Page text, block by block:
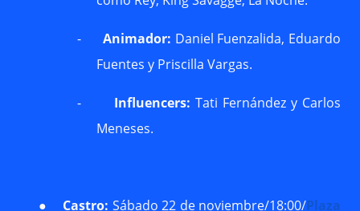
- Animador: Daniel Fuenzalida, Eduardo
Fuentes y Priscilla Vargas.
- Influencers: Tati Fernández y Carlos
Meneses.
● Castro: Sábado 22 de noviembre/18:00/Plaza